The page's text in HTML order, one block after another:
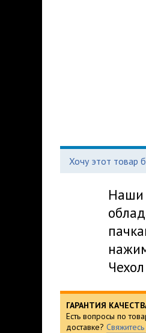
Хочу этот товар
Наши
ГАРАНТИЯ
Есть вопросы по
доставке?